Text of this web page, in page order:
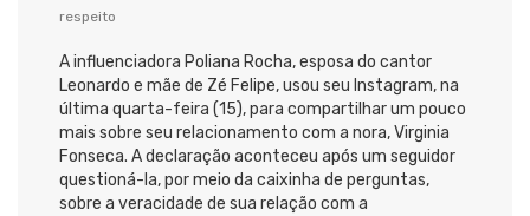
respeito
A influenciadora Poliana Rocha, esposa do cantor
Leonardo e mãe de Zé Felipe, usou seu Instagram, na
última quarta-feira (15), para compartilhar um pouco
mais sobre seu relacionamento com a nora, Virginia
Fonseca. A declaração aconteceu após um seguidor
questioná-la, por meio da caixinha de perguntas,
sobre a veracidade de sua relação com a